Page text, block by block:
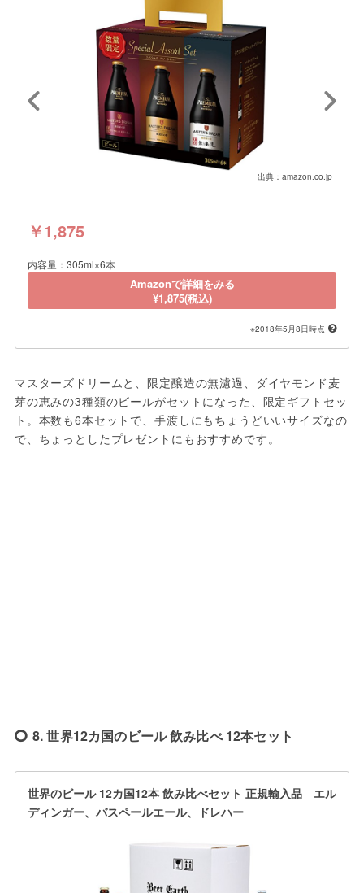
出典：amazon.co.jp
￥1,875
内容量：305ml×6本
Amazonで詳細をみる
¥1,875(税込)
※2018年5月8日時点
マスターズドリームと、限定醸造の無濾過、ダイヤモンド麦
芽の恵みの3種類のビールがセットになった、限定ギフトセッ
ト。本数も6本セットで、手渡しにもちょうどいいサイズなの
で、ちょっとしたプレゼントにもおすすめです。
8. 世界12カ国のビール 飲み比べ 12本セット
世界のビール 12カ国12本 飲み比べセット 正規輸入品 エル
ディンガー、バスペールエール、ドレハー